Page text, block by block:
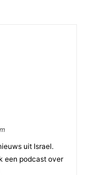
uit Israel.
een podcast over